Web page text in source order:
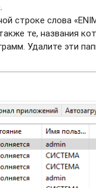
строке слова
те, названия
Удалите эти